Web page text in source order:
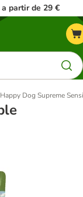
a partir de 29 €
Happy Dog Supreme